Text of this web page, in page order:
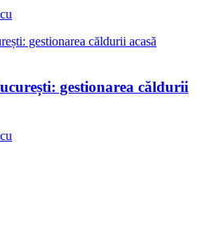
gestionarea căldurii